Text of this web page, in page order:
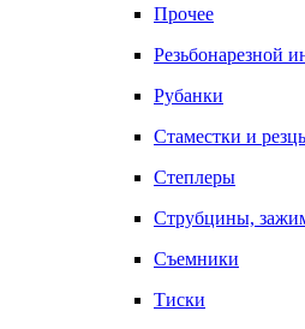
Прочее
Резьбонарезной
Рубанки
Стаместки и
Степлеры
Струбцины,
Съемники
Тиски